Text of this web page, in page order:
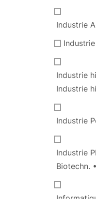
Industrie
Industrie
Industrie
Industrie
Industrie
Biotechn.